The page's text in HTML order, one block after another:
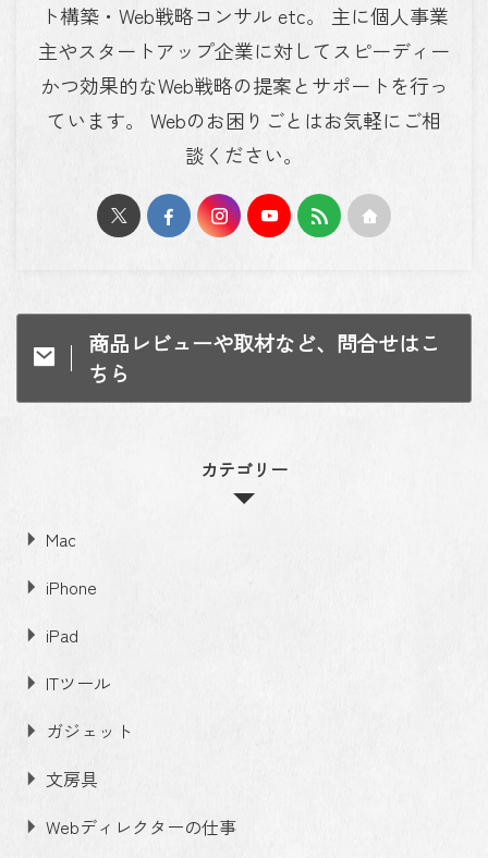
ト構築・Web戦略コンサル etc。 主に個人事業
主やスタートアップ企業に対してスピーディー
かつ効果的なWeb戦略の提案とサポートを行っ
ています。 Webのお困りごとはお気軽にご相
談ください。
商品レビューや取材など、問合せはこ
ちら
カテゴリー
Mac
iPhone
iPad
ITツール
ガジェット
文房具
Webディレクターの仕事